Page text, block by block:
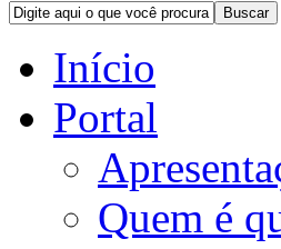
Buscar
Início
Portal
Quem é